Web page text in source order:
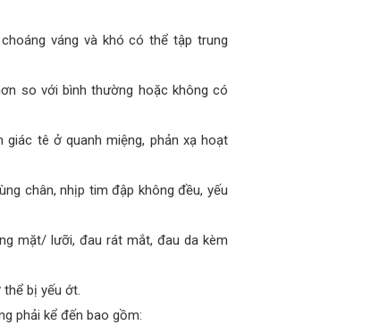
váng và khó có thể tập trung
so với bình thường hoặc không có
tê ở quanh miệng, phản xạ hoạt
chân, nhịp tim đập không đều, yếu
mặt/ lưỡi, đau rát mắt, đau da kèm
bị yếu ớt.
phải kể đến bao gồm: